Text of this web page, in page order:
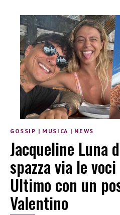
GOSSIP | MUSICA | NEWS
Jacqueline Luna
spazza via le
Ultimo con un
Valentino